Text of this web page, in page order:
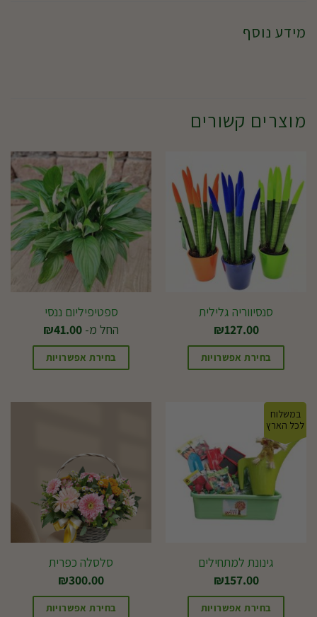
מידע נוסף
מוצרים קשורים
סנסיווריה גלילית
₪127.00
בחירת אפשרויות
ספטיפיליום ננסי
החל מ-
₪41.00
בחירת אפשרויות
זה
סוגים.
ניתן
לבחור
את
האפשרויות
בעמוד
המוצר
במשלוח
לכל הארץ
גינונת למתחילים
₪157.00
בחירת אפשרויות
סלסלה כפרית
₪300.00
בחירת אפשרויות